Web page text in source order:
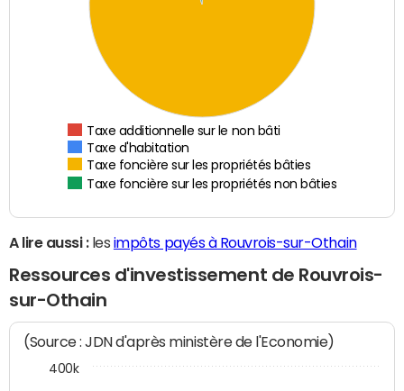
Taxe additionnelle sur le non bâti
Taxe d'habitation
Taxe foncière sur les propriétés bâties
Taxe foncière sur les propriétés non bâties
A lire aussi :les impôts payés à Rouvrois-sur-Othain
Ressources d'investissement de Rouvrois-
sur-Othain
(Source : JDN d'après ministère de l'Economie)
400k